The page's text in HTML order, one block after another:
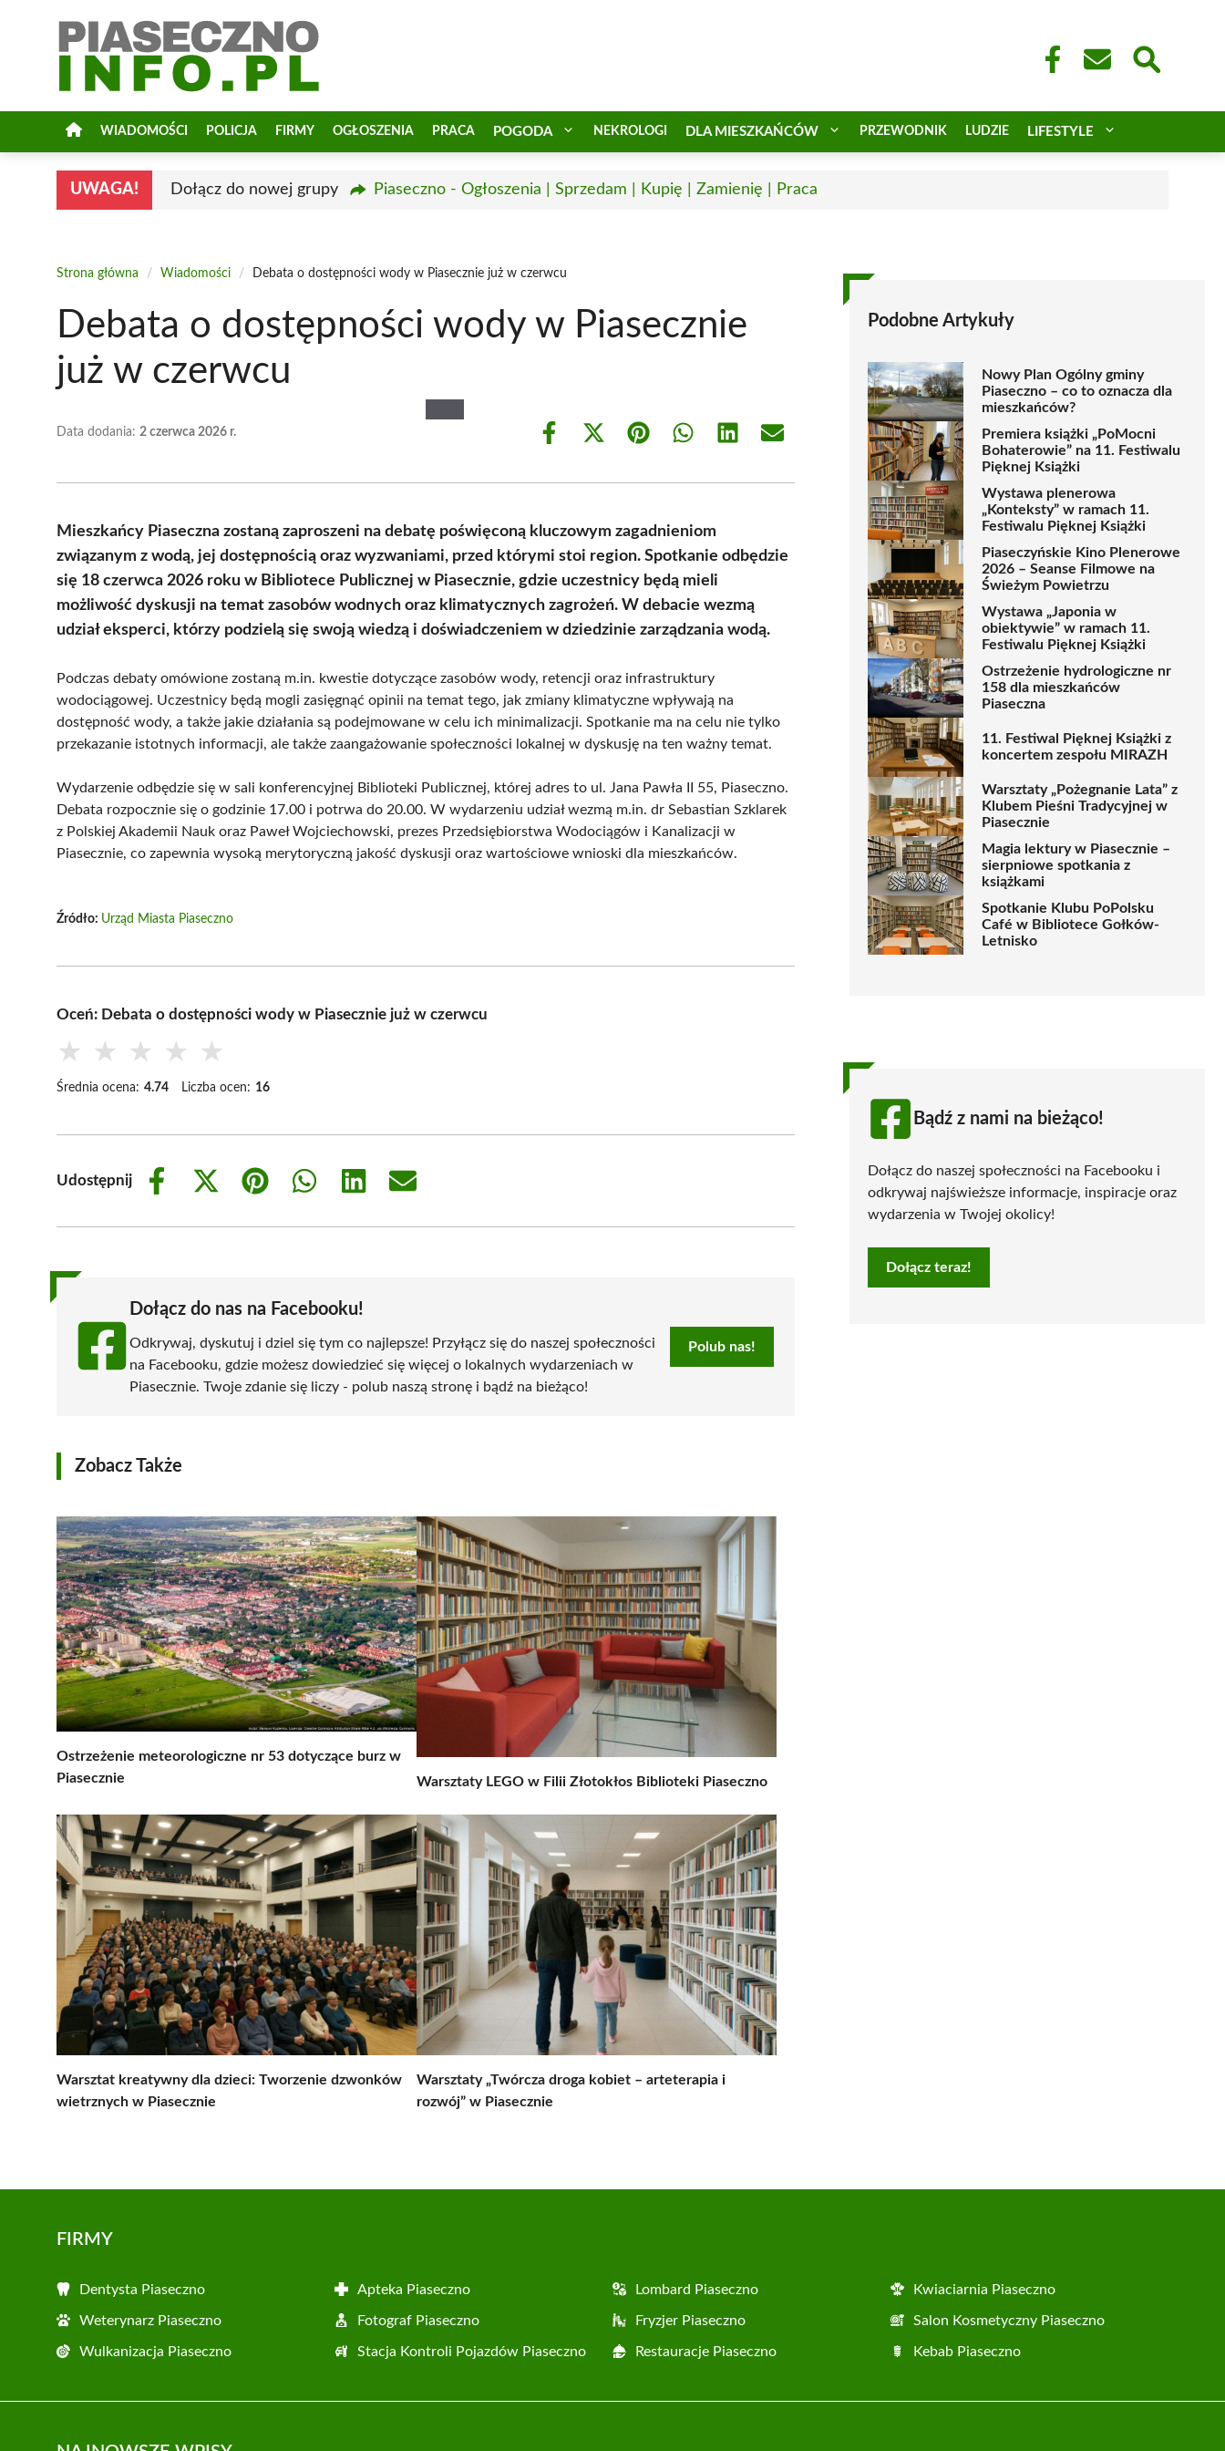
WIADOMOŚCI POLICJA FIRMY OGŁOSZENIA PRACA POGODA NEKROLOGI DLA MIESZKAŃCÓW PRZEWODNIK LUDZIE LIFESTYLE
UWAGA! Dołącz do nowej grupy Piaseczno - Ogłoszenia | Sprzedam | Kupię | Zamienię | Praca
Strona główna / Wiadomości / Debata o dostępności wody w Piasecznie już w czerwcu
Debata o dostępności wody w Piasecznie
już w czerwcu
Data dodania: 2 czerwca 2026 r.
Share
Share
(Twitter)
Share Share Share Share
Mieszkańcy Piaseczna zostaną zaproszeni na debatę poświęconą kluczowym zagadnieniom
związanym z wodą, jej dostępnością oraz wyzwaniami, przed którymi stoi region. Spotkanie odbędzie
się 18 czerwca 2026 roku w Bibliotece Publicznej w Piasecznie, gdzie uczestnicy będą mieli
możliwość dyskusji na temat zasobów wodnych oraz klimatycznych zagrożeń. W debacie wezmą
udział eksperci, którzy podzielą się swoją wiedzą i doświadczeniem w dziedzinie zarządzania wodą.
Podczas debaty omówione zostaną m.in. kwestie dotyczące zasobów wody, retencji oraz infrastruktury
wodociągowej. Uczestnicy będą mogli zasięgnąć opinii na temat tego, jak zmiany klimatyczne wpływają na
dostępność wody, a także jakie działania są podejmowane w celu ich minimalizacji. Spotkanie ma na celu nie tylko
przekazanie istotnych informacji, ale także zaangażowanie społeczności lokalnej w dyskusję na ten ważny temat.
Wydarzenie odbędzie się w sali konferencyjnej Biblioteki Publicznej, której adres to ul. Jana Pawła II 55, Piaseczno.
Debata rozpocznie się o godzinie 17.00 i potrwa do 20.00. W wydarzeniu udział wezmą m.in. dr Sebastian Szklarek
z Polskiej Akademii Nauk oraz Paweł Wojciechowski, prezes Przedsiębiorstwa Wodociągów i Kanalizacji w
Piasecznie, co zapewnia wysoką merytoryczną jakość dyskusji oraz wartościowe wnioski dla mieszkańców.
Źródło: Urząd Miasta Piaseczno
Oceń: Debata o dostępności wody w Piasecznie już w czerwcu
★ ★ ★ ★ ★
Średnia ocena: 4.74 Liczba ocen: 16
Udostępnij
Share
Share
(Twitter)
Share
Share
Share
Share
Dołącz do nas na Facebooku!
Odkrywaj, dyskutuj i dziel się tym co najlepsze! Przyłącz się do naszej społeczności
na Facebooku, gdzie możesz dowiedzieć się więcej o lokalnych wydarzeniach w
Piasecznie. Twoje zdanie się liczy - polub naszą stronę i bądź na bieżąco!
Polub nas!
Zobacz Także
Ostrzeżenie meteorologiczne nr 53 dotyczące burz w
Piasecznie
Warsztaty LEGO w Filii Złotokłos Biblioteki Piaseczno
Warsztat kreatywny dla dzieci: Tworzenie dzwonków
wietrznych w Piasecznie
Warsztaty „Twórcza droga kobiet – arteterapia i
rozwój” w Piasecznie
Podobne Artykuły
Nowy Plan Ogólny gminy
Piaseczno – co to oznacza dla
mieszkańców?
Premiera książki „PoMocni
Bohaterowie” na 11. Festiwalu
Pięknej Książki
Wystawa plenerowa
„Konteksty” w ramach 11.
Festiwalu Pięknej Książki
Piaseczyńskie Kino Plenerowe
2026 – Seanse Filmowe na
Świeżym Powietrzu
Wystawa „Japonia w
obiektywie” w ramach 11.
Festiwalu Pięknej Książki
Ostrzeżenie hydrologiczne nr
158 dla mieszkańców
Piaseczna
11. Festiwal Pięknej Książki z
koncertem zespołu MIRAZH
Warsztaty „Pożegnanie Lata” z
Klubem Pieśni Tradycyjnej w
Piasecznie
Magia lektury w Piasecznie –
sierpniowe spotkania z
książkami
Spotkanie Klubu PoPolsku
Café w Bibliotece Gołków-
Letnisko
Bądź z nami na bieżąco!
Dołącz do naszej społeczności na Facebooku i
odkrywaj najświeższe informacje, inspiracje oraz
wydarzenia w Twojej okolicy!
Dołącz teraz!
FIRMY
Dentysta Piaseczno Apteka Piaseczno Lombard Piaseczno Kwiaciarnia Piaseczno
Weterynarz Piaseczno Fotograf Piaseczno Fryzjer Piaseczno Salon Kosmetyczny Piaseczno
Wulkanizacja Piaseczno Stacja Kontroli Pojazdów Piaseczno Restauracje Piaseczno Kebab Piaseczno